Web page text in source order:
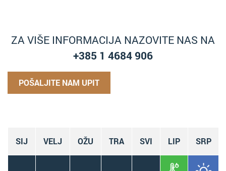
ZA VIŠE INFORMACIJA NAZOVITE NAS NA
+385 1 4684 906
POŠALJITE NAM UPIT
SIJ VELJ OŽU TRA SVI LIP SRP